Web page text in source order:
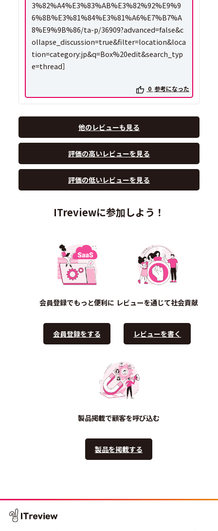
3%82%A4%E3%83%AB%E3%82%92%E9%9
6%8B%E3%81%84%E3%81%A6%E7%B7%A
8%E9%9B%86/ta-p/36909?advanced=false&c
ollapse_discussion=true&filter=location&loca
tion=category:jp&q=Box%20edit&search_typ
e=thread］
0 参考になった
他のレビューも見る
評価の高いレビューを見る
評価の低いレビューを見る
ITreviewに参加しよう！
会員登録でもっと便利に
会員登録をする
レビューを通じて社会貢献
レビューを書く
製品掲載で顧客を呼び込む
製品を掲載する